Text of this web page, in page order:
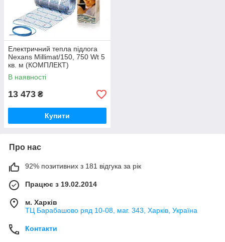
Електричний тепла підлога
Nexans Millimat/150, 750 Wt 5
кв. м (КОМПЛЕКТ)
В наявності
13 473 ₴
Купити
Про нас
92% позитивних з 181 відгука за рік
Працює з 19.02.2014
м. Харків
ТЦ Барабашово ряд 10-08, маг. 343, Харків, Україна
Контакти